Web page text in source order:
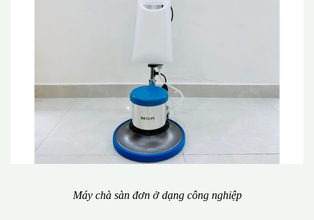
Máy chà sàn đơn ở dạng công nghiệp